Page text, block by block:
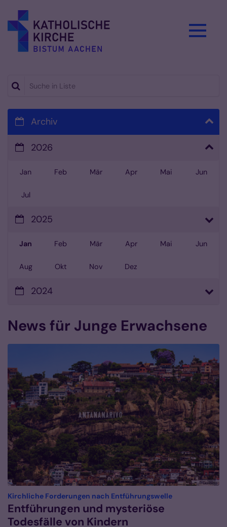
News für Junge Erwachsene
© Gulbins
Kirchliche Forderungen nach Entführungswelle:
Entführungen und mysteriöse
Todesfälle von Kindern
Suche in Liste
Archiv
2026
Jan Feb Mär Apr Mai Jun
Jul
2025
Jan Feb Mär Apr Mai Jun
Aug Okt Nov Dez
2024